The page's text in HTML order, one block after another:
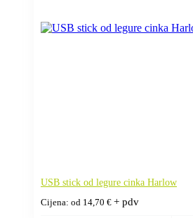
USB stick od legure cinka Harlow
Cijena: od 14,70 € + pdv